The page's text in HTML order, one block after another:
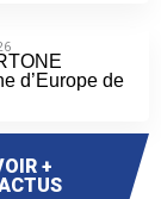
d’Europe de
+